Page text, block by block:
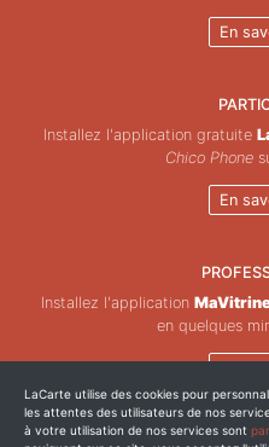
En
Installez l'application gratuite
Chico Phone
En
Installez l'application
en quelques
En
Copyright © ZeMAP
LaCarte utilise des cookies pour
les attentes des utilisateurs de nos
à votre utilisation de nos services sont